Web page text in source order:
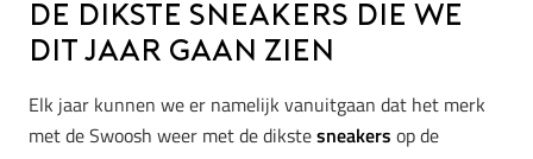
De dikste sneakers die we
dit jaar gaan zien
Elk jaar kunnen we er namelijk vanuitgaan dat het merk
met de Swoosh weer met de dikstesneakers op de